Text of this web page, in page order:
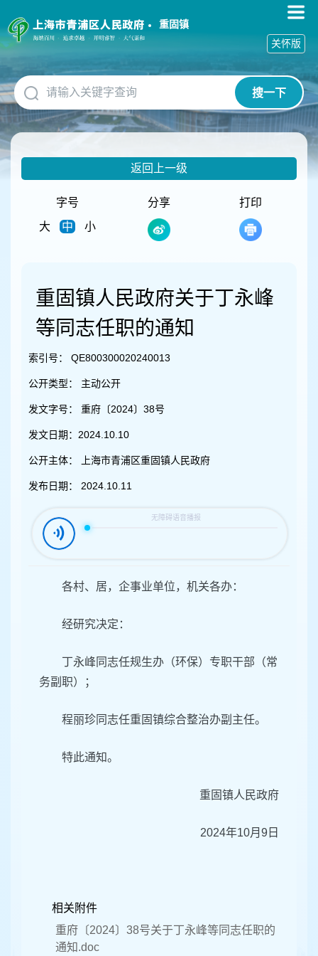
障
碍
作
说
明
跳
到
网
重固镇
搜一下
关怀版
返回上一级
字号
大
中 小
分享 打印
重固镇人民政府关于丁永峰
等同志任职的通知
索引号： QE800300020240013
公开类型： 主动公开
发文字号： 重府〔2024〕38号
发文日期： 2024.10.10
公开主体： 上海市青浦区重固镇人民政府
发布日期： 2024.10.11
各村、居，企事业单位，机关各办：
经研究决定：
丁永峰同志任规生办（环保）专职干部（常
务副职）；
程丽珍同志任重固镇综合整治办副主任。
特此通知。
重固镇人民政府
2024年10月9日
相关附件
重府〔2024〕38号关于丁永峰等同志任职的
通知.doc